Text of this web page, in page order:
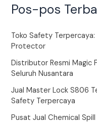
Pos-pos
Toko Safety
Protector
Distributor Resmi Magic
Seluruh Nusantara
Jual Master Lock S806
Safety Terpercaya
Pusat Jual Chemical